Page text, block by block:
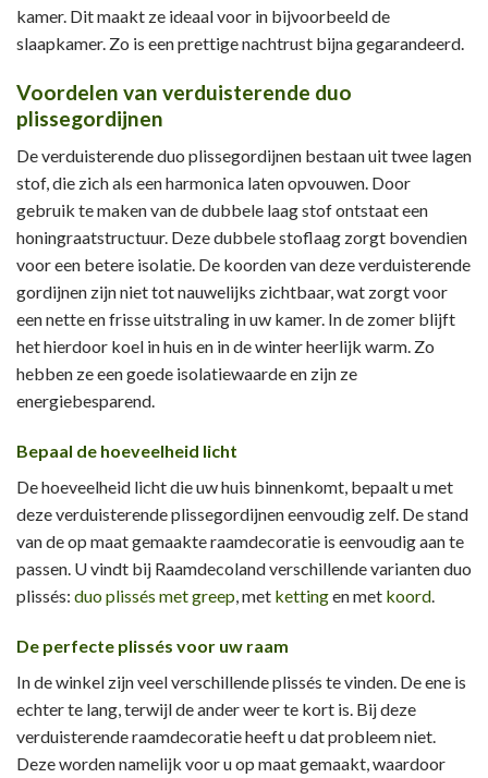
kamer. Dit maakt ze ideaal voor in bijvoorbeeld de
slaapkamer. Zo is een prettige nachtrust bijna gegarandeerd.
Voordelen van verduisterende duo
plissegordijnen
De verduisterende duo plissegordijnen bestaan uit twee lagen
stof, die zich als een harmonica laten opvouwen. Door
gebruik te maken van de dubbele laag stof ontstaat een
honingraatstructuur. Deze dubbele stoflaag zorgt bovendien
voor een betere isolatie. De koorden van deze verduisterende
gordijnen zijn niet tot nauwelijks zichtbaar, wat zorgt voor
een nette en frisse uitstraling in uw kamer. In de zomer blijft
het hierdoor koel in huis en in de winter heerlijk warm. Zo
hebben ze een goede isolatiewaarde en zijn ze
energiebesparend.
Bepaal de hoeveelheid licht
De hoeveelheid licht die uw huis binnenkomt, bepaalt u met
deze verduisterende plissegordijnen eenvoudig zelf. De stand
van de op maat gemaakte raamdecoratie is eenvoudig aan te
passen. U vindt bij Raamdecoland verschillende varianten duo
plissés: duo plissés met greep, met kettingen met koord.
De perfecte plissés voor uw raam
In de winkel zijn veel verschillende plissés te vinden. De ene is
echter te lang, terwijl de ander weer te kort is. Bij deze
verduisterende raamdecoratie heeft u dat probleem niet.
Deze worden namelijk voor u op maat gemaakt, waardoor